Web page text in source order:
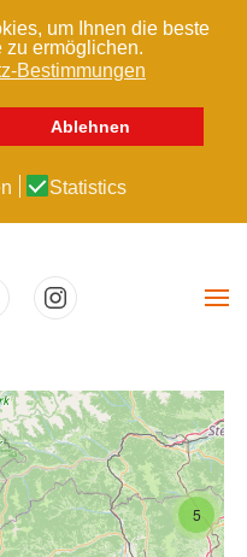
um Ihnen die beste
zu ermöglichen.
Bestimmungen
Ablehnen
Statistics
5